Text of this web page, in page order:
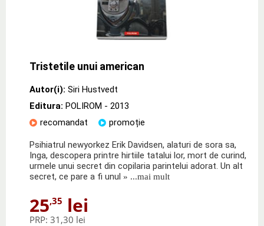
Tristetile unui american
Autor(i): Siri Hustvedt
Editura: POLIROM - 2013
recomandat
promoție
Psihiatrul newyorkez Erik Davidsen, alaturi de sora sa,
Inga, descopera printre hirtiile tatalui lor, mort de curind,
urmele unui secret din copilaria parintelui adorat. Un alt
secret, ce pare a fi unul » ...mai mult
25,35 lei
PRP: 31,30 lei